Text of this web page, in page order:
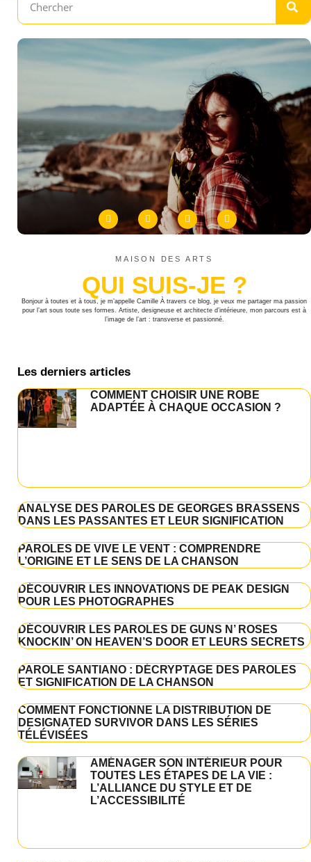
MAISON DES ARTS
QUI SUIS-JE ?
Bonjour à toutes et à tous, je m’appelle Camille À travers ce blog, je veux me partager ma passion
pour l’art sous toute ses formes. Artiste, designeuse et architecte d’intérieure, mon parcours est à
l’image de l’art : transverse et passionné.
Les derniers articles
COMMENT CHOISIR UNE ROBE
ADAPTÉE À CHAQUE OCCASION ?
ANALYSE DES PAROLES DE GEORGES BRASSENS
DANS LES PASSANTES ET LEUR SIGNIFICATION
PAROLES DE VIVE LE VENT : COMPRENDRE
L’ORIGINE ET LE SENS DE LA CHANSON
DÉCOUVRIR LES INNOVATIONS DE PEAK DESIGN
POUR LES PHOTOGRAPHES
DÉCOUVRIR LES PAROLES DE GUNS N’ ROSES
KNOCKIN’ ON HEAVEN’S DOOR ET LEURS SECRETS
PAROLE SANTIANO : DÉCRYPTAGE DES PAROLES
ET SIGNIFICATION DE LA CHANSON
COMMENT FONCTIONNE LA DISTRIBUTION DE
DESIGNATED SURVIVOR DANS LES SÉRIES
TÉLÉVISÉES
AMÉNAGER SON INTÉRIEUR POUR
TOUTES LES ÉTAPES DE LA VIE :
L’ALLIANCE DU STYLE ET DE
L’ACCESSIBILITÉ